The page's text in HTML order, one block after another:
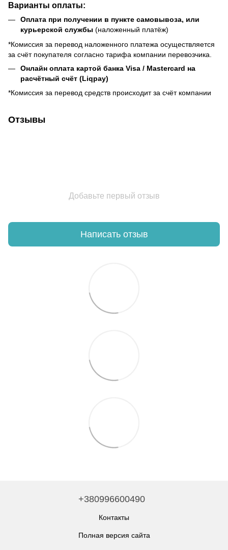
Варианты оплаты:
Оплата при получении в пункте самовывоза, или
курьерской службы (наложенный платёж)
*Комиссия за перевод наложенного платежа осуществляется
за счёт покупателя согласно тарифа компании перевозчика.
Онлайн оплата картой банка Visa / Mastercard на
расчётный счёт (Liqpay)
*Комиссия за перевод средств происходит за счёт компании
Отзывы
Добавьте первый отзыв
Написать отзыв
+380996600490
Контакты
Полная версия сайта